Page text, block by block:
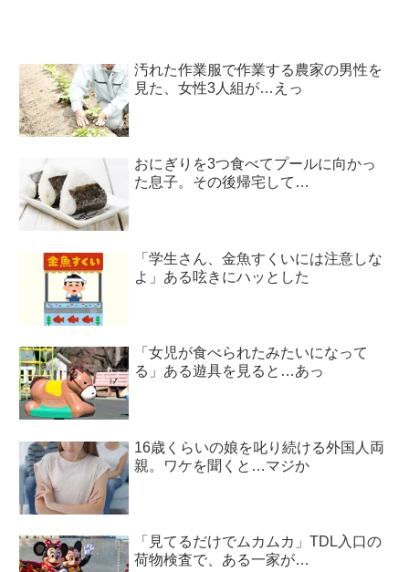
汚れた作業服で作業する農家の男性を
見た、女性3人組が…えっ
おにぎりを3つ食べてプールに向かっ
た息子。その後帰宅して…
「学生さん、金魚すくいには注意しな
よ」ある呟きにハッとした
「女児が食べられたみたいになって
る」ある遊具を見ると…あっ
16歳くらいの娘を叱り続ける外国人両
親。ワケを聞くと…マジか
「見てるだけでムカムカ」TDL入口の
荷物検査で、ある一家が…